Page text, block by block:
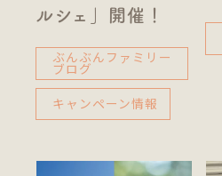
ルシェ」開催！
ぶんぶんファミリー
ブログ
キャンペーン情報